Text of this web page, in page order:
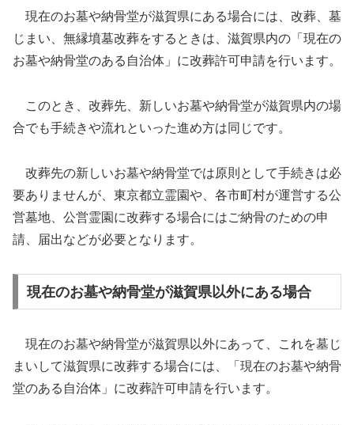
現在のお墓や納骨堂が滋賀県にある場合には、改葬、墓
じまい、無縁墳墓改葬をするときは、滋賀県内の「現在の
お墓や納骨堂のある自治体」に改葬許可申請を行います。
このとき、改葬先、新しいお墓や納骨堂が滋賀県内の場
合でも手続きや流れといった進め方は同じです。
改葬先の新しいお墓や納骨堂では原則として手続きは必
要ありませんが、東京都立霊園や、各市町村が運営する公
営墓地、公営霊園に改葬する場合にはご納骨のための申
請、届出などが必要となります。
現在のお墓や納骨堂が滋賀県以外にある場合
現在のお墓や納骨堂が滋賀県以外にあって、これを墓じ
まいして滋賀県に改葬する場合には、「現在のお墓や納骨
堂のある自治体」に改葬許可申請を行います。